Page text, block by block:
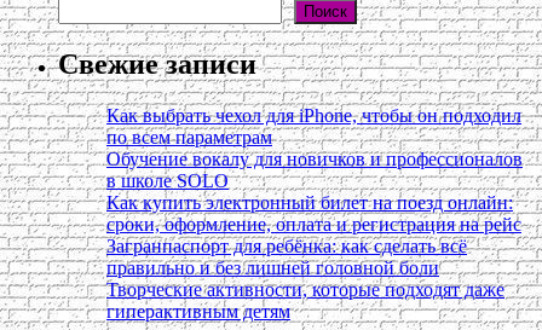
Поиск
Свежие записи
Как выбрать чехол для iPhone, чтобы он подходил
по всем параметрам
Обучение вокалу для новичков и профессионалов
в школе SOLO
Как купить электронный билет на поезд онлайн:
сроки, оформление, оплата и регистрация на рейс
Загранпаспорт для ребёнка: как сделать всё
правильно и без лишней головной боли
Творческие активности, которые подходят даже
гиперактивным детям